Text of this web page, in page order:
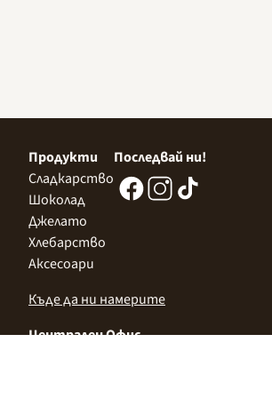
Продукти
Сладкарство
Шоколад
Джелато
Хлебарство
Аксесоари
Последвай ни!
Къде да ни намерите
Централен Офис